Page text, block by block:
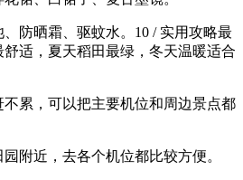
防晒霜、驱蚊水。10 / 实用攻略最
适，夏天稻田最绿，冬天温暖适合
累，可以把主要机位和周边景点都
附近，去各个机位都比较方便。